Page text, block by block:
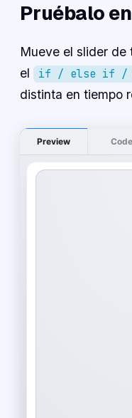
Pruébalo
Mueve el slider de
el
if / else if /
distinta en tiempo